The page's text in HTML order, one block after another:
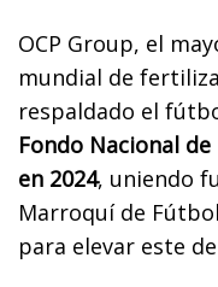
OCP Group, el
mundial de
respaldado el
Fondo Nacional
en 2024, uniendo
Marroquí de
para elevar este